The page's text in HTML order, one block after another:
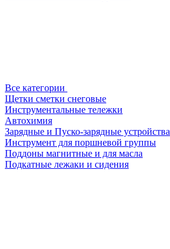
Все категории
Щетки сметки снеговые
Инструментальные тележки
Автохимия
Зарядные и Пуско-зарядные устройства
Инструмент для поршневой группы
Поддоны магнитные и для масла
Подкатные лежаки и сидения